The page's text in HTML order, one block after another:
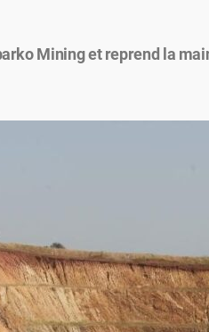
Mining et reprend la